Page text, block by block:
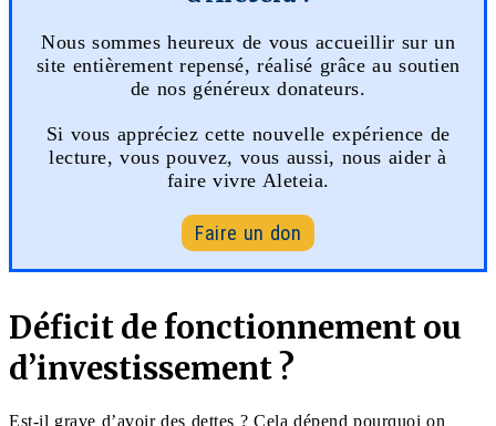
Nous sommes heureux de vous accueillir sur un
site entièrement repensé, réalisé grâce au soutien
de nos généreux donateurs.
Si vous appréciez cette nouvelle expérience de
lecture, vous pouvez, vous aussi, nous aider à
faire vivre Aleteia.
Faire un don
Déficit de fonctionnement ou
d’investissement ?
Est-il grave d’avoir des dettes ? Cela dépend pourquoi on